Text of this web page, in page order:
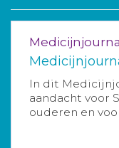
In dit
aandacht voor
ouderen en